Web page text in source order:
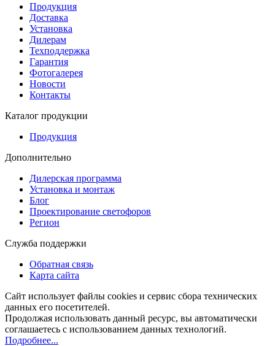
Продукция
Доставка
Установка
Дилерам
Техподдержка
Гарантия
Фотогалерея
Новости
Контакты
Каталог продукции
Продукция
Дополнительно
Дилерская программа
Установка и монтаж
Блог
Проектирование светофоров
Регион
Служба поддержки
Обратная связь
Карта сайта
Сайт использует файлы cookies и сервис сбора технических
данных его посетителей.
Продолжая использовать данный ресурс, вы автоматически
соглашаетесь с использованием данных технологий.
Подробнее...